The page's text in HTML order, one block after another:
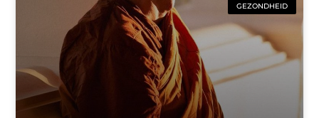
GEZONDHEID